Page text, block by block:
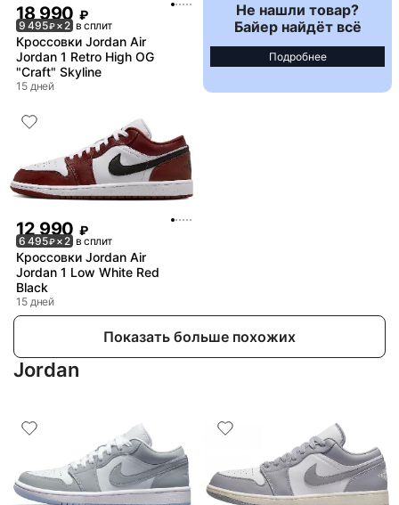
18 990 ₽
9 495₽× 2 в сплит
Кроссовки Jordan Air
Jordan 1 Retro High OG
"Craft" Skyline
15 дней
Не нашли товар?
Байер найдёт всё
Подробнее
12 990 ₽
6 495₽× 2 в сплит
Кроссовки Jordan Air
Jordan 1 Low White Red
Black
15 дней
Показать больше похожих
Jordan